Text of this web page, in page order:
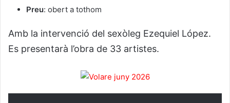
Preu: obert a tothom
Amb la intervenció del sexòleg Ezequiel López.
Es presentarà l’obra de 33 artistes.